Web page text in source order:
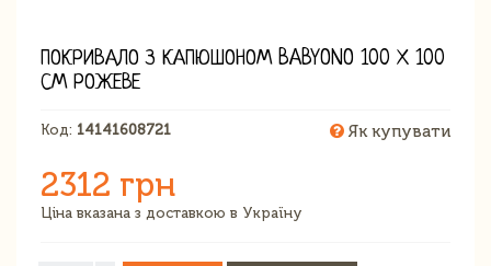
ПОКРИВАЛО З КАПЮШОНОМ BABYONO 100 Х 100
СМ РОЖЕВЕ
Код: 14141608721 Як купувати
2312 грн
Ціна вказана з доставкою в Україну